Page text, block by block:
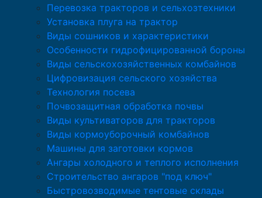
Перевозка тракторов и сельхозтехники
Установка плуга на трактор
Виды сошников и характеристики
Особенности гидрофицированной бороны
Виды сельскохозяйственных комбайнов
Цифровизация сельского хозяйства
Технология посева
Почвозащитная обработка почвы
Виды культиваторов для тракторов
Виды кормоуборочный комбайнов
Машины для заготовки кормов
Ангары холодного и теплого исполнения
Строительство ангаров "под ключ"
Быстровозводимые тентовые склады